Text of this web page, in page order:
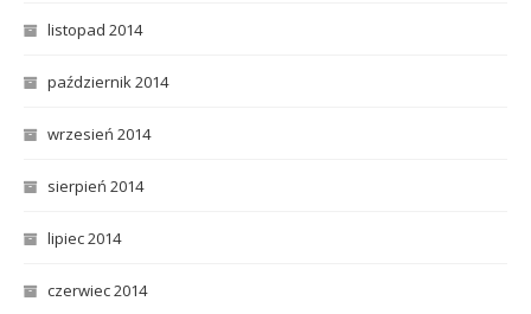
listopad 2014
październik 2014
wrzesień 2014
sierpień 2014
lipiec 2014
czerwiec 2014